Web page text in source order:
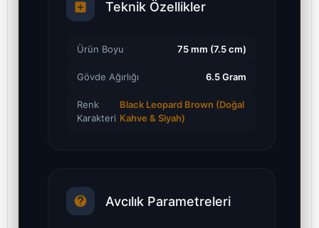
Teknik Özellikler
Ürün Boyu 75 mm (7.5 cm)
Gövde Ağırlığı 6.5 Gram
Renk
Karakteri
Black Leopard Brown (Doğal
Kahve & Siyah)
Avcılık Parametreleri